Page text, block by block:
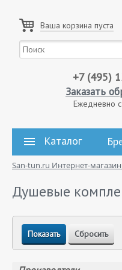
Ваша корзина пуста
+7 (495)
Заказать
Ежедневно
Каталог
San-tun.ru Интернет-
Душевые